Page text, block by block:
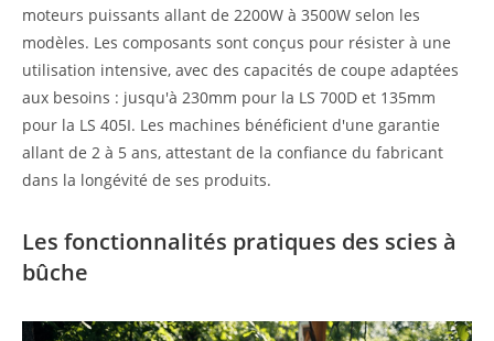
moteurs puissants allant de 2200W à 3500W selon les
modèles. Les composants sont conçus pour résister à une
utilisation intensive, avec des capacités de coupe adaptées
aux besoins : jusqu'à 230mm pour la LS 700D et 135mm
pour la LS 405I. Les machines bénéficient d'une garantie
allant de 2 à 5 ans, attestant de la confiance du fabricant
dans la longévité de ses produits.
Les fonctionnalités pratiques des scies à
bûche